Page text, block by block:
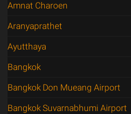
Amnat Charoen
Aranyaprathet
Ayutthaya
Bangkok
Bangkok Don Mueang Airport
Bangkok Suvarnabhumi Airport